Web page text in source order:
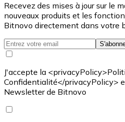
Recevez des mises à jour sur le
nouveaux produits et les
Bitnovo directement dans votre
J'accepte la
Confidentialité</privacyPolicy>
Newsletter de Bitnovo